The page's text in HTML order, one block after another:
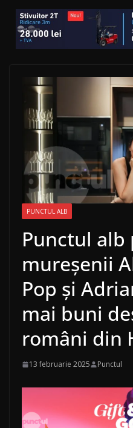
PUNCTUL ALB
Punctul alb
mureșenii
Pop și
mai buni
români din
13 februarie 2025 Punctul